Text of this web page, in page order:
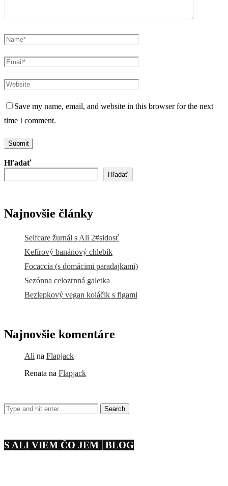
Save my name, email, and website in this browser for the next
time I comment.
Hľadať
Hľadať
Najnovšie články
Selfcare žurnál s Ali 2#sidosť
Kefírový banánový chlebík
Focaccia (s domácimi paradajkami)
Sezónna celozrnná galetka
Bezlepkový vegan koláčik s figami
Najnovšie komentáre
Ali na Flapjack
Renata na Flapjack
S ALI VIEM ČO JEM│BLOG